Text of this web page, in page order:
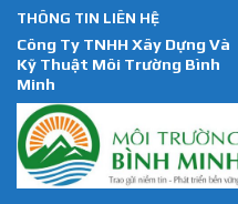
THÔNG TIN LIÊN HỆ
Công Ty TNHH Xây Dựng Và
Kỹ Thuật Môi Trường Bình
Minh